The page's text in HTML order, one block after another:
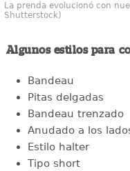
La prenda evolucionó con
Shutterstock)
Algunos estilos para
Bandeau
Pitas delgadas
Bandeau trenzado
Anudado a los
Estilo halter
Tipo short